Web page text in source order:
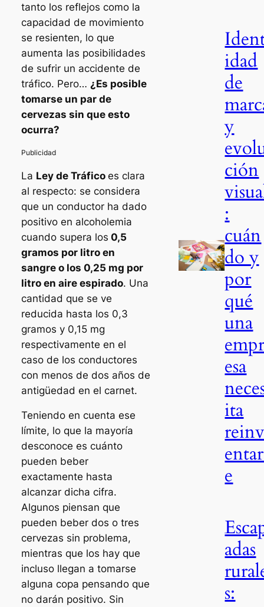
tanto los reflejos como la
capacidad de movimiento
se resienten, lo que
aumenta las posibilidades
de sufrir un accidente de
tráfico. Pero… ¿Es posible
tomarse un par de
cervezas sin que esto
ocurra?
La Ley de Tráfico es clara
al respecto: se considera
que un conductor ha dado
positivo en alcoholemia
cuando supera los 0,5
gramos por litro en
sangre o los 0,25 mg por
litro en aire espirado. Una
cantidad que se ve
reducida hasta los 0,3
gramos y 0,15 mg
respectivamente en el
caso de los conductores
con menos de dos años de
antigüedad en el carnet.
Teniendo en cuenta ese
límite, lo que la mayoría
desconoce es cuánto
pueden beber
exactamente hasta
alcanzar dicha cifra.
Algunos piensan que
pueden beber dos o tres
cervezas sin problema,
mientras que los hay que
incluso llegan a tomarse
alguna copa pensando que
no darán positivo. Sin
idad
de
y
ción
:
cuán
do y
por
qué
una
esa
ita
e
adas
s: